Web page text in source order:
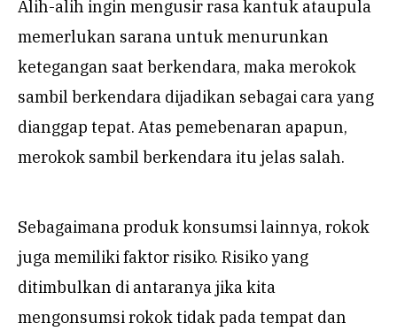
Alih-alih ingin mengusir rasa kantuk ataupula
memerlukan sarana untuk menurunkan
ketegangan saat berkendara, maka merokok
sambil berkendara dijadikan sebagai cara yang
dianggap tepat. Atas pemebenaran apapun,
merokok sambil berkendara itu jelas salah.
Sebagaimana produk konsumsi lainnya, rokok
juga memiliki faktor risiko. Risiko yang
ditimbulkan di antaranya jika kita
mengonsumsi rokok tidak pada tempat dan